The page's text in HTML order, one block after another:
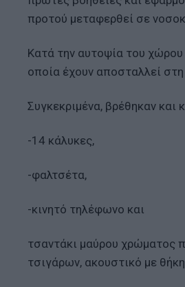
προτού μεταφερθεί σε
Κατά την αυτοψία του
οποία έχουν αποσταλλεί
Συγκεκριμένα, βρέθηκαν και
-14 κάλυκες,
-φαλτσέτα,
-κινητό τηλέφωνο και
τσαντάκι μαύρου χρώματος
τσιγάρων, ακουστικό με